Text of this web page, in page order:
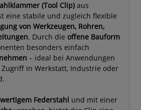
(Tool Clip) aus
eine stabile und zugleich flexible
von Werkzeugen, Rohren,
. Durch die offene Bauform
besonders einfach
– ideal bei Anwendungen
in Werkstatt, Industrie oder
Federstahl und mit einer